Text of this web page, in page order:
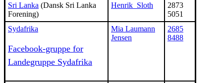
Sri Lanka (Dansk Sri Lanka
Forening)
Henrik Sloth
2873
5051
Sydafrika
Facebook-gruppe for
Landegruppe Sydafrika
Mia Laumann
Jensen
2685
8488